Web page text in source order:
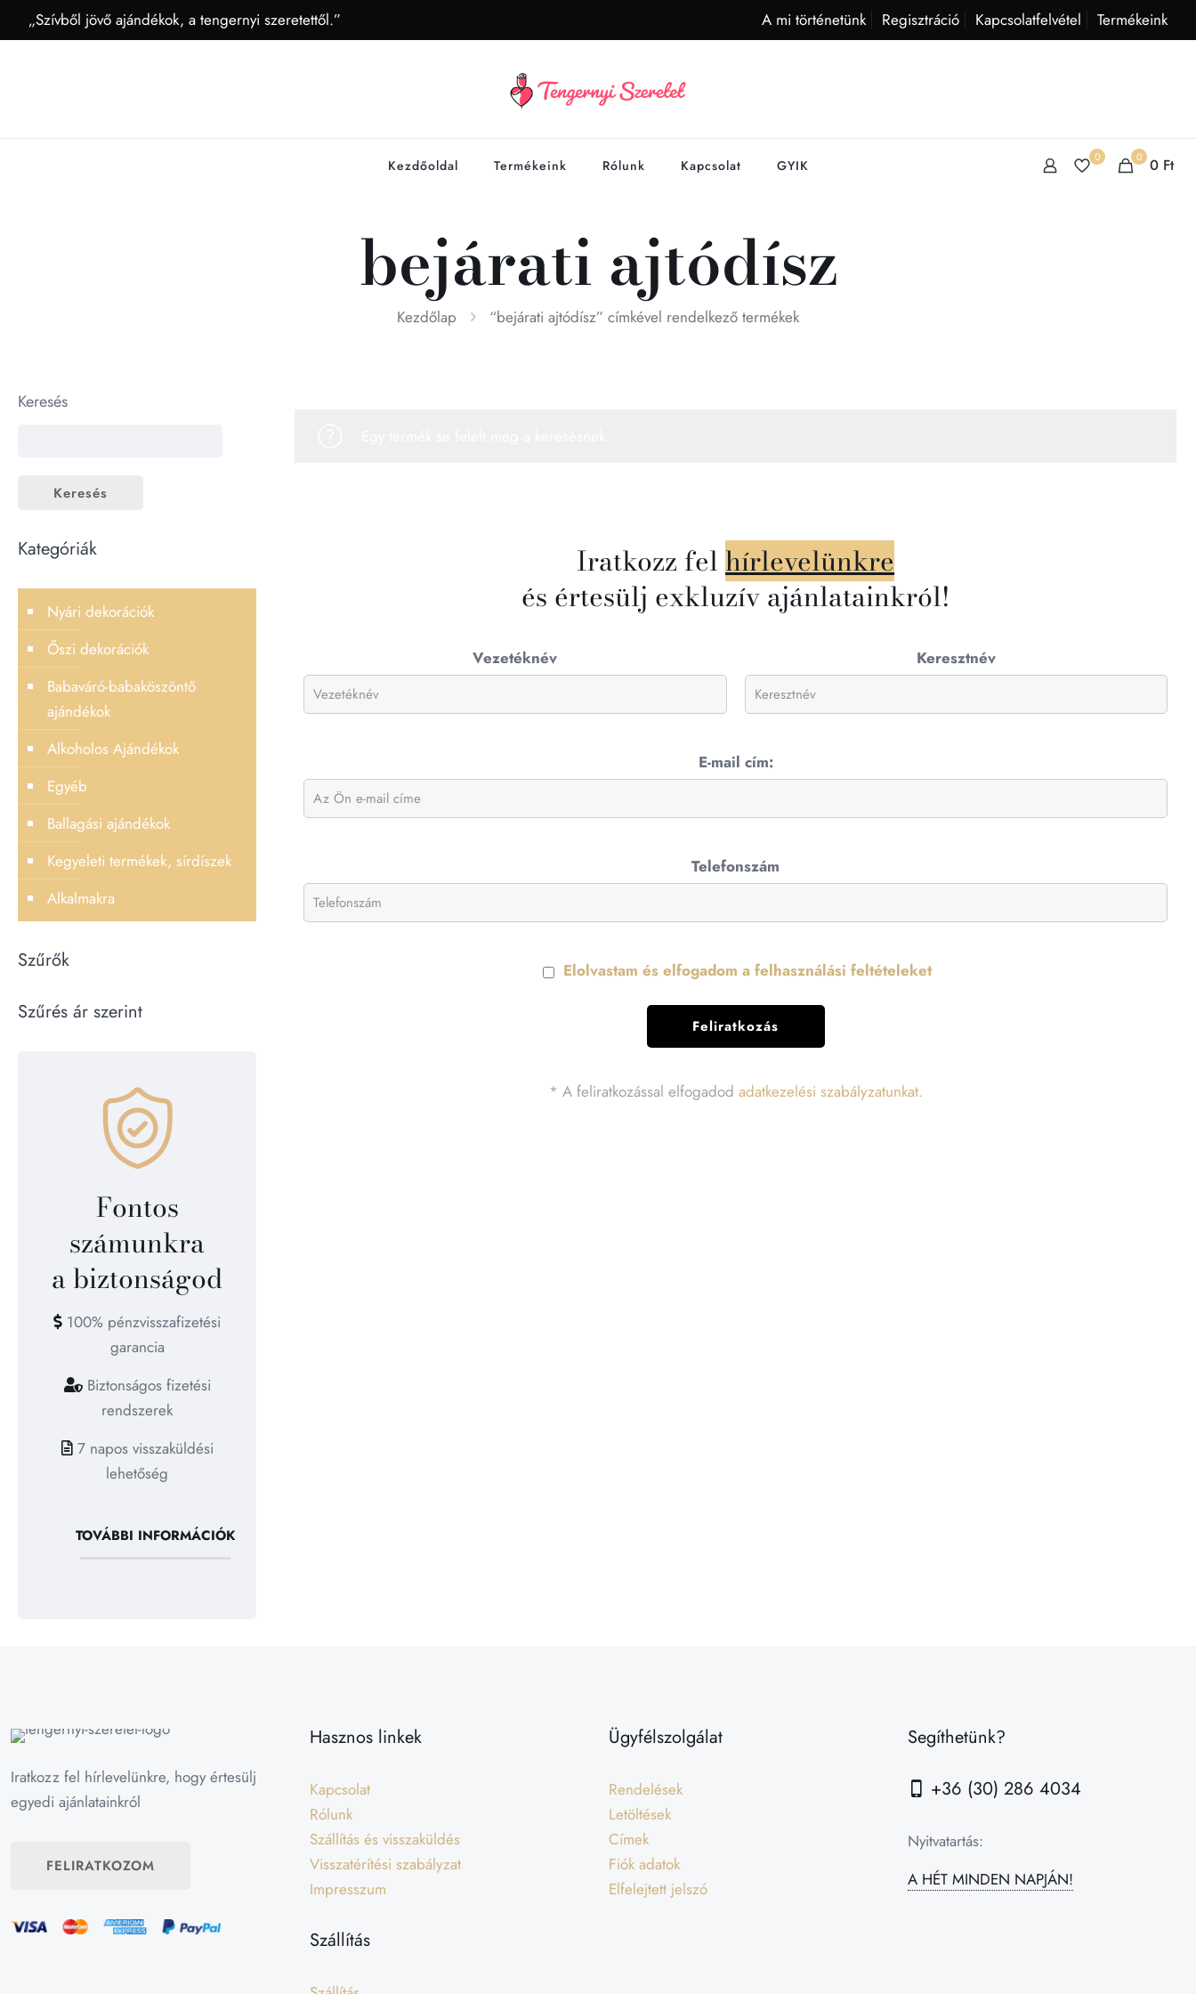
„Szívből jövő ajándékok, a tengernyi szeretettől.” A mi történetünk Regisztráció Kapcsolatfelvétel Termékeink
Kezdőoldal Termékeink Rólunk Kapcsolat GYIK 0 0 0 Ft
bejárati ajtódísz
Kezdőlap “bejárati ajtódísz” címkével rendelkező termékek
Iratkozz fel hírlevelünkre
és értesülj exkluzív ajánlatainkról!
Vezetéknév Keresztnév
E-mail cím:
Telefonszám
Elolvastam és elfogadom a felhasználási feltételeket
* A feliratkozással elfogadod adatkezelési szabályzatunkat.
Keresés
Keresés
Kategóriák
Nyári dekorációk
Őszi dekorációk
Babaváró-babaköszöntő
ajándékok
Alkoholos Ajándékok
Egyéb
Ballagási ajándékok
Kegyeleti termékek, sírdíszek
Alkalmakra
Szűrők
Szűrés ár szerint
Fontos
számunkra
a biztonságod
100% pénzvisszafizetési
garancia
Biztonságos fizetési
rendszerek
7 napos visszaküldési
lehetőség
TOVÁBBI INFORMÁCIÓK
Iratkozz fel hírlevelünkre, hogy értesülj
egyedi ajánlatainkról
FELIRATKOZOM
Hasznos linkek
Kapcsolat
Rólunk
Szállítás és visszaküldés
Visszatérítési szabályzat
Impresszum
Szállítás
Ügyfélszolgálat
Rendelések
Letöltések
Címek
Fiók adatok
Elfelejtett jelszó
Segíthetünk?
+36 (30) 286 4034
Nyitvatartás:
A HÉT MINDEN NAPJÁN!